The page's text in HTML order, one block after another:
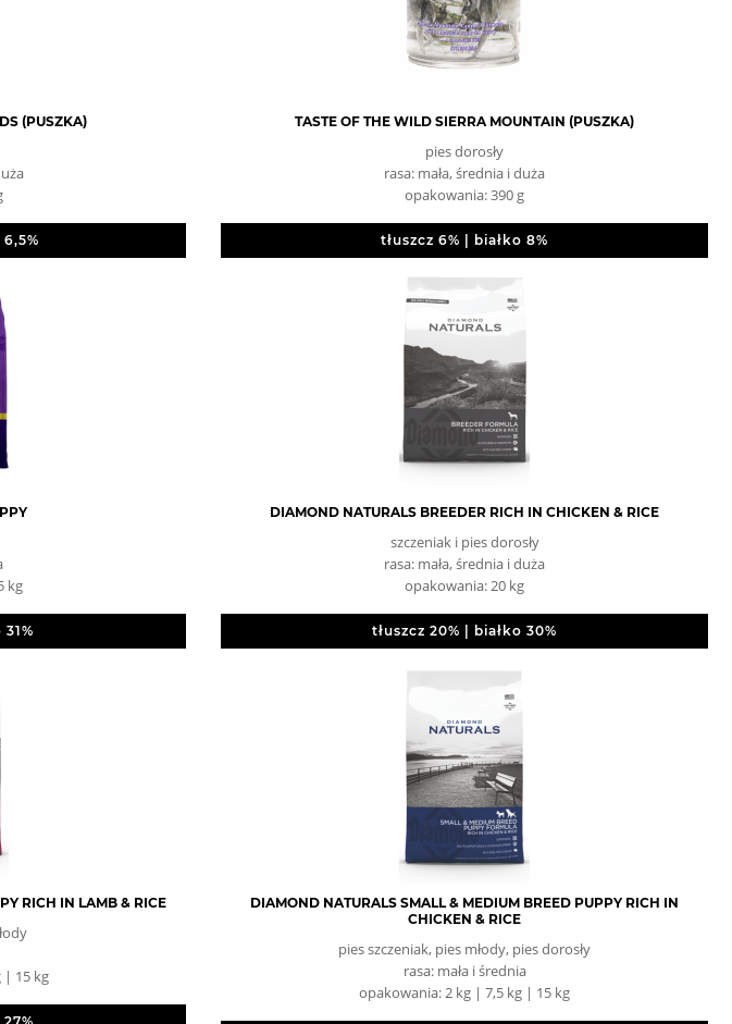
(PUSZKA) TASTE OF THE WILD SIERRA MOUNTAIN (PUSZKA)
pies dorosły
rasa: mała, średnia i duża
opakowania: 390 g
tłuszcz 6% | białko 8%
kg
DIAMOND NATURALS BREEDER RICH IN CHICKEN & RICE
szczeniak i pies dorosły
rasa: mała, średnia i duża
opakowania: 20 kg
tłuszcz 20% | białko 30%
RICH IN LAMB & RICE
| 15 kg
DIAMOND NATURALS SMALL & MEDIUM BREED PUPPY RICH IN
CHICKEN & RICE
pies szczeniak, pies młody, pies dorosły
rasa: mała i średnia
opakowania: 2 kg | 7,5 kg | 15 kg